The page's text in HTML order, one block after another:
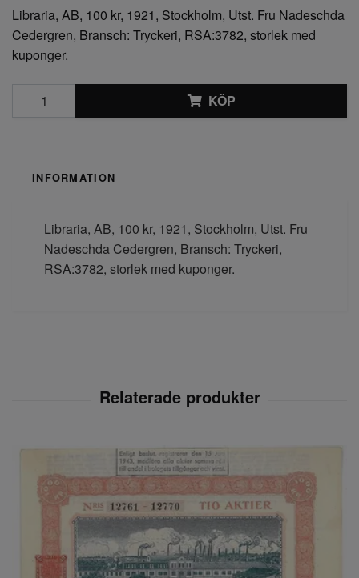
Libraria, AB, 100 kr, 1921, Stockholm, Utst. Fru Nadeschda
Cedergren, Bransch: Tryckeri, RSA:3782, storlek med
kuponger.
KÖP
INFORMATION
Libraria, AB, 100 kr, 1921, Stockholm, Utst. Fru
Nadeschda Cedergren, Bransch: Tryckeri,
RSA:3782, storlek med kuponger.